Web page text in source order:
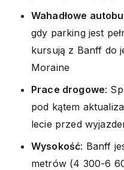
Wahadłowe
gdy parking jest
kursują z Banff do
Moraine
Prace drogowe:
pod kątem
lecie przed
Wysokość: Banff
metrów (4 300-6